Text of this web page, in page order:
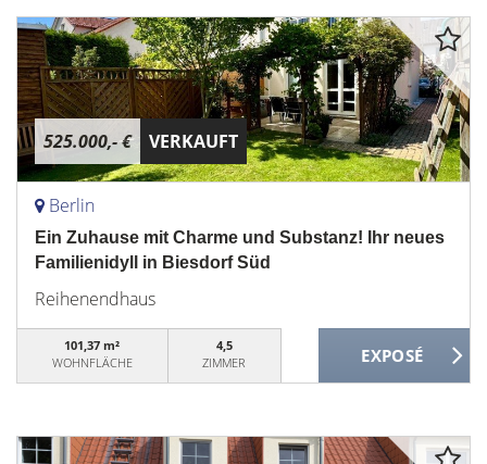
525.000,- € VERKAUFT
Berlin
Ein Zuhause mit Charme und Substanz! Ihr neues
Familienidyll in Biesdorf Süd
Reihenendhaus
101,37 m²
WOHNFLÄCHE
4,5
ZIMMER